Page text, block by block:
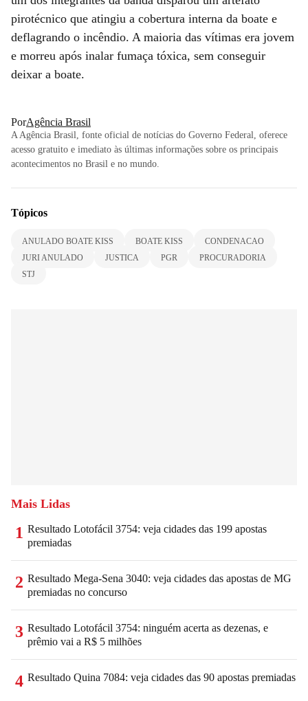
pirotécnico que atingiu a cobertura interna da boate e
deflagrando o incêndio. A maioria das vítimas era jovem
e morreu após inalar fumaça tóxica, sem conseguir
deixar a boate.
PorAgência Brasil
A Agência Brasil, fonte oficial de notícias do Governo Federal, oferece
acesso gratuito e imediato às últimas informações sobre os principais
acontecimentos no Brasil e no mundo.
Tópicos
ANULADO BOATE KISS BOATE KISS
CONDENACAO
JURI ANULADO
JUSTICA PGR
PROCURADORIA
STJ
Mais Lidas
1 Resultado Lotofácil 3754: veja cidades das 199 apostas
premiadas
2 Resultado Mega-Sena 3040: veja cidades das apostas de MG
premiadas no concurso
3 Resultado Lotofácil 3754: ninguém acerta as dezenas, e
prêmio vai a R$ 5 milhões
4 Resultado Quina 7084: veja cidades das 90 apostas premiadas